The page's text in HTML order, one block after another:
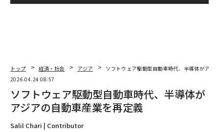
トップ 経済・社会 アジア
ソフトウェア駆動型自動車時代、半導体がアジ
2026.04.24 08:57
ソフトウェア駆動型自動車時代、半導体が
アジアの自動車産業を再定義
Salil Chari | Contributor